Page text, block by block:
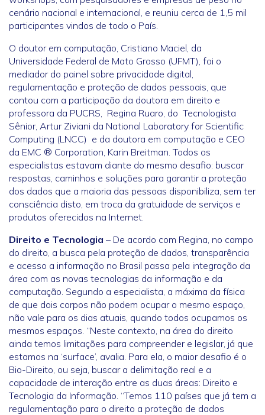
cenário nacional e internacional, e reuniu cerca de 1,5 mil
participantes vindos de todo o País.
O doutor em computação, Cristiano Maciel, da
Universidade Federal de Mato Grosso (UFMT), foi o
mediador do painel sobre privacidade digital,
regulamentação e proteção de dados pessoais, que
contou com a participação da doutora em direito e
professora da PUCRS, Regina Ruaro, do Tecnologista
Sênior, Artur Ziviani da National Laboratory for Scientific
Computing (LNCC) e da doutora em computação e CEO
da EMC ® Corporation, Karin Breitman. Todos os
especialistas estavam diante do mesmo desafio: buscar
respostas, caminhos e soluções para garantir a proteção
dos dados que a maioria das pessoas disponibiliza, sem ter
consciência disto, em troca da gratuidade de serviços e
produtos oferecidos na Internet.
Direito e Tecnologia – De acordo com Regina, no campo
do direito, a busca pela proteção de dados, transparência
e acesso a informação no Brasil passa pela integração da
área com as novas tecnologias da informação e da
computação. Segundo a especialista, a máxima da física
de que dois corpos não podem ocupar o mesmo espaço,
não vale para os dias atuais, quando todos ocupamos os
mesmos espaços. “Neste contexto, na área do direito
ainda temos limitações para compreender e legislar, já que
estamos na ‘surface’, avalia. Para ela, o maior desafio é o
Bio-Direito, ou seja, buscar a delimitação real e a
capacidade de interação entre as duas áreas: Direito e
Tecnologia da Informação. “Temos 110 países que já tem a
regulamentação para o direito a proteção de dados